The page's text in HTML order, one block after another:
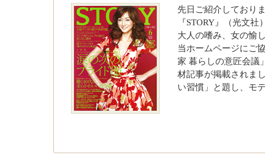
先日ご紹介しており
『STORY』（光文
大人の嗜み、女の愉
当ホームページにご
家 暮らしの意匠会議
材記事が掲載されま
い習慣」と題し、モ